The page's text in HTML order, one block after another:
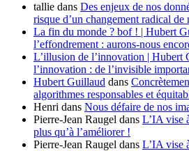
tallie dans Des enjeux de nos
risque d’un changement radical de
La fin du monde ? bof ! | Hubert
l’effondrement : aurons-nous
L’illusion de l’innovation | Hubert
l’innovation : de l’invisible
Hubert Guillaud dans
algorithmes responsables et
Henri dans Nous défaire de nos
Pierre-Jean Raugel dans L’IA vise
plus qu’à l’améliorer !
Pierre-Jean Raugel dans L’IA vise